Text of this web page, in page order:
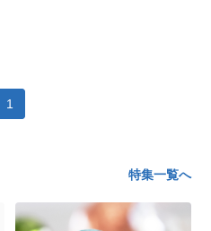
1
特集一覧へ